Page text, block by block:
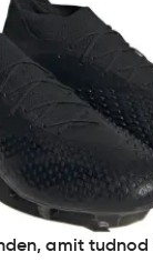
amit tudnod